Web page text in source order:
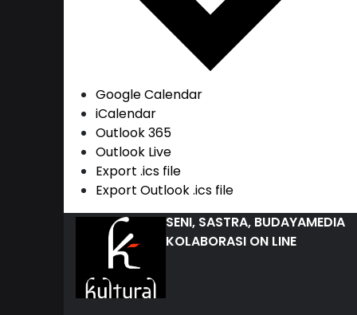
Google Calendar
iCalendar
Outlook 365
Outlook Live
Export .ics file
Export Outlook .ics file
SENI, SASTRA, BUDAYAMEDIA
KOLABORASI ON LINE